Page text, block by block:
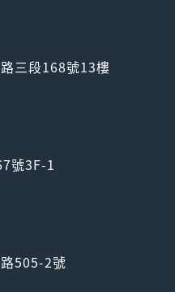
三段168號13樓
號3F-1
505-2號